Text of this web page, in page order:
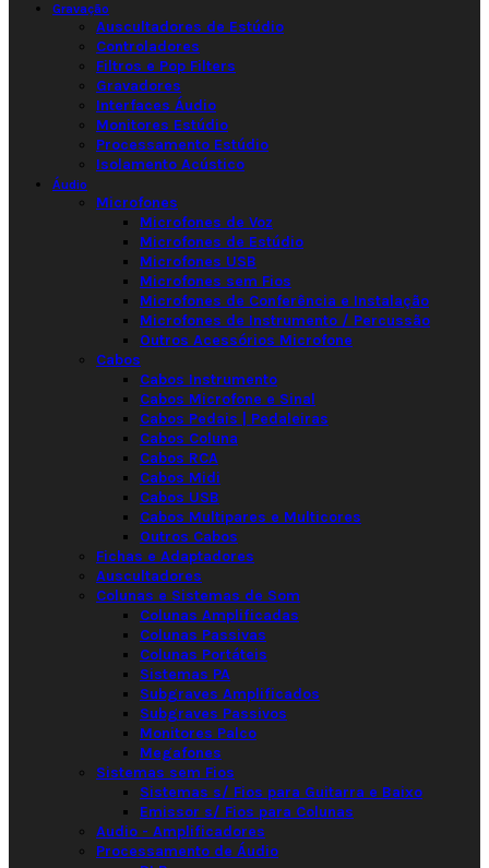
Gravação
Auscultadores de Estúdio
Controladores
Filtros e Pop Filters
Gravadores
Interfaces Áudio
Monitores Estúdio
Processamento Estúdio
Isolamento Acústico
Áudio
Microfones
Microfones de Voz
Microfones de Estúdio
Microfones USB
Microfones sem Fios
Microfones de Conferência e Instalação
Microfones de Instrumento / Percussão
Outros Acessórios Microfone
Cabos
Cabos Instrumento
Cabos Microfone e Sinal
Cabos Pedais | Pedaleiras
Cabos Coluna
Cabos RCA
Cabos Midi
Cabos USB
Cabos Multipares e Multicores
Outros Cabos
Fichas e Adaptadores
Auscultadores
Colunas e Sistemas de Som
Colunas Amplificadas
Colunas Passivas
Colunas Portáteis
Sistemas PA
Subgraves Amplificados
Subgraves Passivos
Monitores Palco
Megafones
Sistemas sem Fios
Sistemas s/ Fios para Guitarra e Baixo
Emissor s/ Fios para Colunas
Audio - Amplificadores
Processamento de Áudio